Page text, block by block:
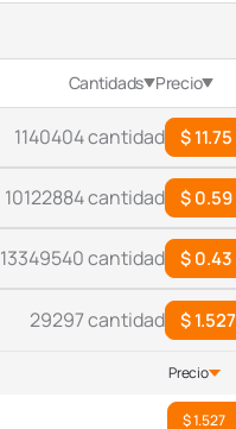
Cantidads Precio
1140404 cantidad $ 11.75
10122884 cantidad $ 0.59
13349540 cantidad $ 0.43
29297 cantidad $ 1.527
Precio
$ 1.527